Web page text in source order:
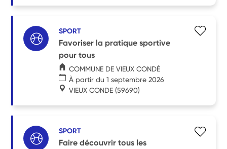
SPORT
Favoriser la pratique sportive
pour tous
COMMUNE DE VIEUX CONDÉ
À partir du 1 septembre 2026
VIEUX CONDE (59690)
SPORT
Faire découvrir tous les